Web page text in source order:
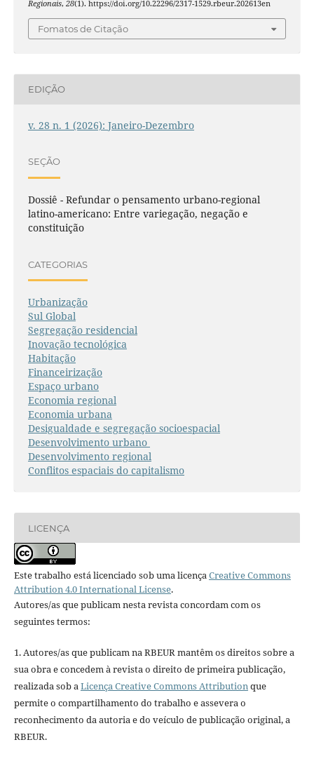
Regionais, 28(1). https://doi.org/10.22296/2317-1529.rbeur.202613en
Fomatos de Citação
EDIÇÃO
v. 28 n. 1 (2026): Janeiro-Dezembro
SEÇÃO
Dossiê - Refundar o pensamento urbano-regional
latino-americano: Entre variegação, negação e
constituição
CATEGORIAS
Urbanização
Sul Global
Segregação residencial
Inovação tecnológica
Habitação
Financeirização
Espaço urbano
Economia regional
Economia urbana
Desigualdade e segregação socioespacial
Desenvolvimento urbano
Desenvolvimento regional
Conflitos espaciais do capitalismo
LICENÇA
Este trabalho está licenciado sob uma licençaCreative Commons
Attribution 4.0 International License.
Autores/as que publicam nesta revista concordam com os
seguintes termos:
1. Autores/as que publicam na RBEUR mantêm os direitos sobre a
sua obra e concedem à revista o direito de primeira publicação,
realizada sob aLicença Creative Commons Attributionque
permite o compartilhamento do trabalho e assevera o
reconhecimento da autoria e do veículo de publicação original, a
RBEUR.